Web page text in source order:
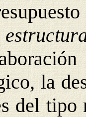
la
del